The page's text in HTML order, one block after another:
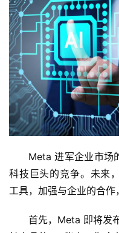
Meta 进军企业市场
科技巨头的竞争。未来
工具，加强与企业的合作
首先，Meta 即将发